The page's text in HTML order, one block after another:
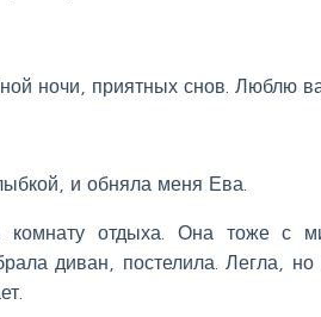
ночи, приятных снов. Люблю
и обняла меня Ева.
отдыха. Она тоже с
диван, постелила. Легла,